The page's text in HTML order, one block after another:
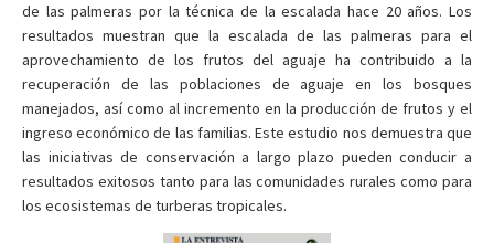
de las palmeras por la técnica de la escalada hace 20 años. Los
resultados muestran que la escalada de las palmeras para el
aprovechamiento de los frutos del aguaje ha contribuido a la
recuperación de las poblaciones de aguaje en los bosques
manejados, así como al incremento en la producción de frutos y el
ingreso económico de las familias. Este estudio nos demuestra que
las iniciativas de conservación a largo plazo pueden conducir a
resultados exitosos tanto para las comunidades rurales como para
los ecosistemas de turberas tropicales.